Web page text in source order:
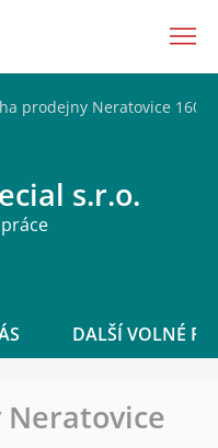
prodejny Neratovice 160.-
s.r.o.
DALŠÍ VOLNÉ